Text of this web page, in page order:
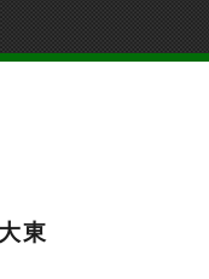
東